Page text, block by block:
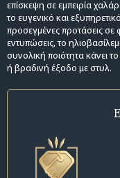
επίσκεψη σε εμπειρία
το ευγενικό και
προσεγμένες προτάσεις σε
εντυπώσεις, το
συνολική ποιότητα κάνει
ή βραδινή έξοδο με στυλ.